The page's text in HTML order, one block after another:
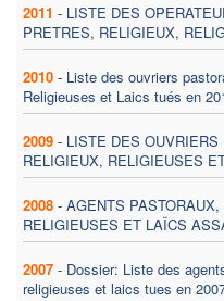
2011 - LISTE DES
PRETRES, RELIGIEUX,
2010 - Liste des ouvriers
Religieuses et Laics tués en
2009 - LISTE DES
RELIGIEUX, RELIGIEUSES
2008 - AGENTS
RELIGIEUSES ET LAÏCS
2007 - Dossier: Liste des
religieuses et laics tues en